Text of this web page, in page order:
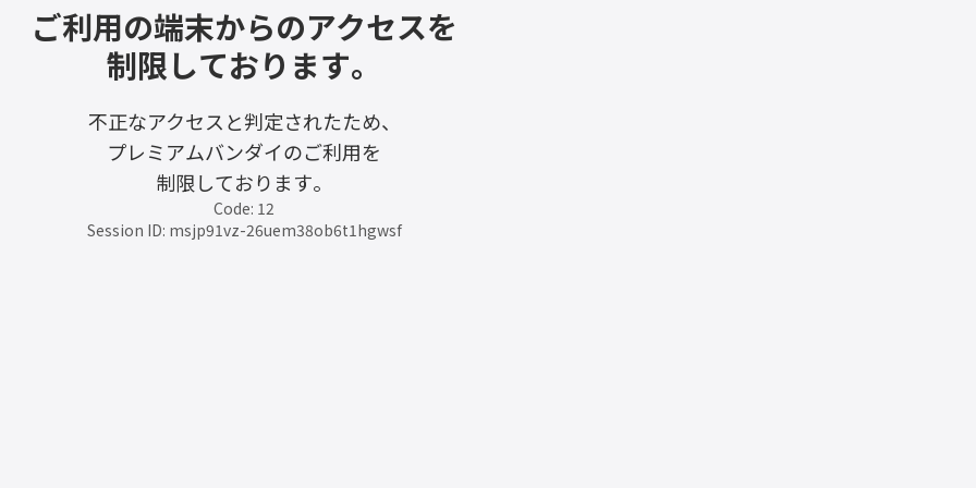
ご利用の端末からのアクセスを
制限しております。
不正なアクセスと判定されたため、
プレミアムバンダイのご利用を
制限しております。
Code: 12
Session ID: msjp91vz-26uem38ob6t1hgwsf